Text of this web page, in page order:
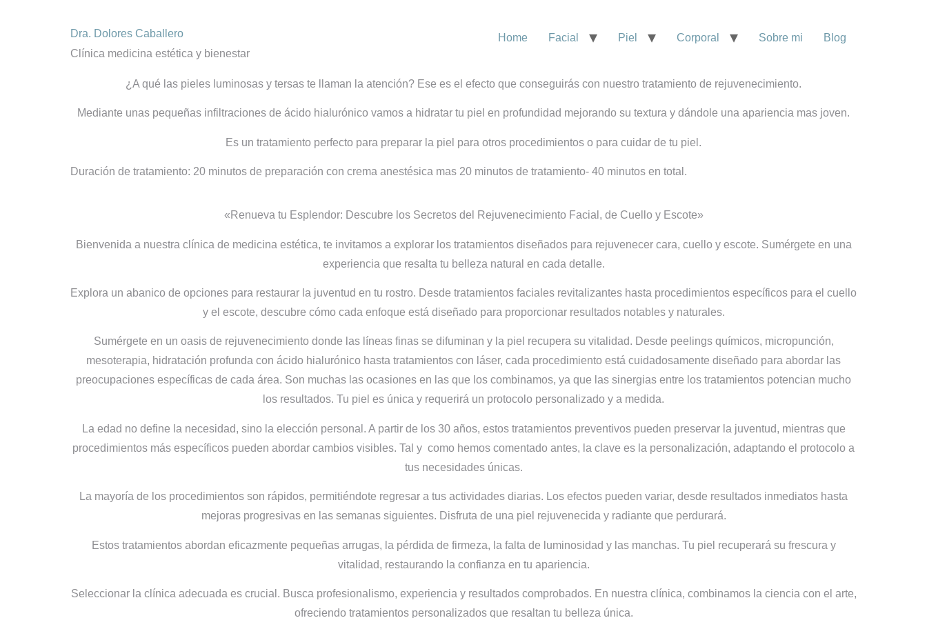
Dra. Dolores Caballero
Clínica medicina estética y bienestar
Home Facial Piel Corporal Sobre mi Blog
¿A qué las pieles luminosas y tersas te llaman la atención? Ese es el efecto que conseguirás con nuestro tratamiento de rejuvenecimiento.
Mediante unas pequeñas infiltraciones de ácido hialurónico vamos a hidratar tu piel en profundidad mejorando su textura y dándole una apariencia mas joven.
Es un tratamiento perfecto para preparar la piel para otros procedimientos o para cuidar de tu piel.
Duración de tratamiento: 20 minutos de preparación con crema anestésica mas 20 minutos de tratamiento- 40 minutos en total.
«Renueva tu Esplendor: Descubre los Secretos del Rejuvenecimiento Facial, de Cuello y Escote»
Bienvenida a nuestra clínica de medicina estética, te invitamos a explorar los tratamientos diseñados para rejuvenecer cara, cuello y escote. Sumérgete en una
experiencia que resalta tu belleza natural en cada detalle.
Explora un abanico de opciones para restaurar la juventud en tu rostro. Desde tratamientos faciales revitalizantes hasta procedimientos específicos para el cuello
y el escote, descubre cómo cada enfoque está diseñado para proporcionar resultados notables y naturales.
Sumérgete en un oasis de rejuvenecimiento donde las líneas finas se difuminan y la piel recupera su vitalidad. Desde peelings químicos, micropunción,
mesoterapia, hidratación profunda con ácido hialurónico hasta tratamientos con láser, cada procedimiento está cuidadosamente diseñado para abordar las
preocupaciones específicas de cada área. Son muchas las ocasiones en las que los combinamos, ya que las sinergias entre los tratamientos potencian mucho
los resultados. Tu piel es única y requerirá un protocolo personalizado y a medida.
La edad no define la necesidad, sino la elección personal. A partir de los 30 años, estos tratamientos preventivos pueden preservar la juventud, mientras que
procedimientos más específicos pueden abordar cambios visibles. Tal y como hemos comentado antes, la clave es la personalización, adaptando el protocolo a
tus necesidades únicas.
La mayoría de los procedimientos son rápidos, permitiéndote regresar a tus actividades diarias. Los efectos pueden variar, desde resultados inmediatos hasta
mejoras progresivas en las semanas siguientes. Disfruta de una piel rejuvenecida y radiante que perdurará.
Estos tratamientos abordan eficazmente pequeñas arrugas, la pérdida de firmeza, la falta de luminosidad y las manchas. Tu piel recuperará su frescura y
vitalidad, restaurando la confianza en tu apariencia.
Seleccionar la clínica adecuada es crucial. Busca profesionalismo, experiencia y resultados comprobados. En nuestra clínica, combinamos la ciencia con el arte,
ofreciendo tratamientos personalizados que resaltan tu belleza única.